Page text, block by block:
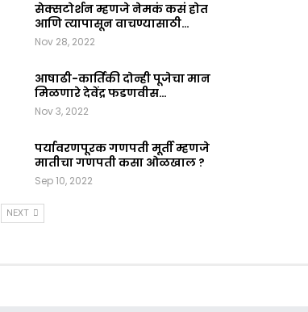
सेक्सटोर्शन म्हणजे नेमकं कसं होत
आणि त्यापासून वाचण्यासाठी…
Nov 28, 2022
आषाढी-कार्तिकी दोन्ही पूजेचा मान
मिळणारे देवेंद्र फडणवीस…
Nov 3, 2022
पर्यावरणपूरक गणपती मूर्ती म्हणजे
मातीचा गणपती कसा ओळखाल ?
Sep 10, 2022
NEXT